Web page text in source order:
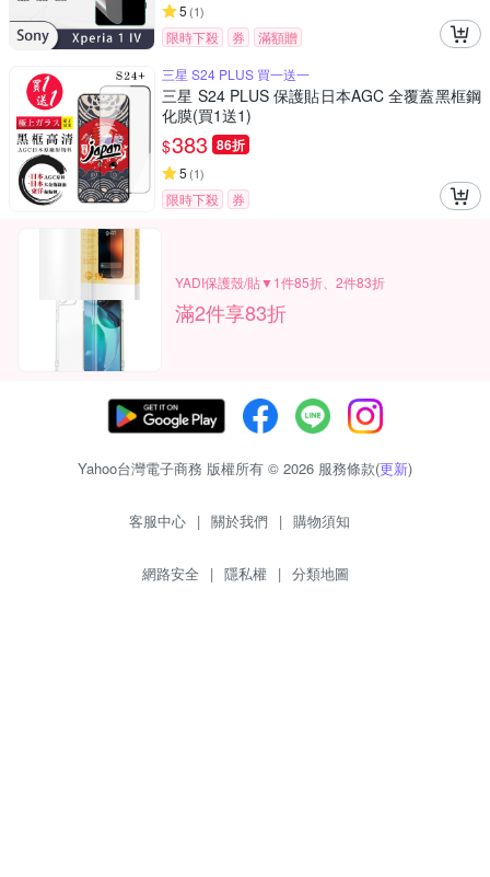
5 (1)
限時下殺 券
滿額贈
三星 S24 PLUS 買一送一
三星 S24 PLUS 保護貼日本AGC 全覆蓋黑框鋼
化膜(買1送1)
$383 86折
5 (1)
限時下殺 券
YADI保護殼/貼▼1件85折、2件83折
滿2件享83折
Yahoo台灣電子商務 版權所有 © 2026 服務條款(更新)
客服中心 | 關於我們 | 購物須知
網路安全 | 隱私權 | 分類地圖